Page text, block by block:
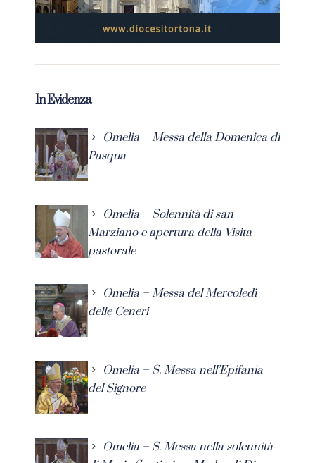
In Evidenza
Omelia – Messa della Domenica di
Pasqua
Omelia – Solennità di san
Marziano e apertura della Visita
pastorale
Omelia – Messa del Mercoledì
delle Ceneri
Omelia – S. Messa nell’Epifania
del Signore
Omelia – S. Messa nella solennità